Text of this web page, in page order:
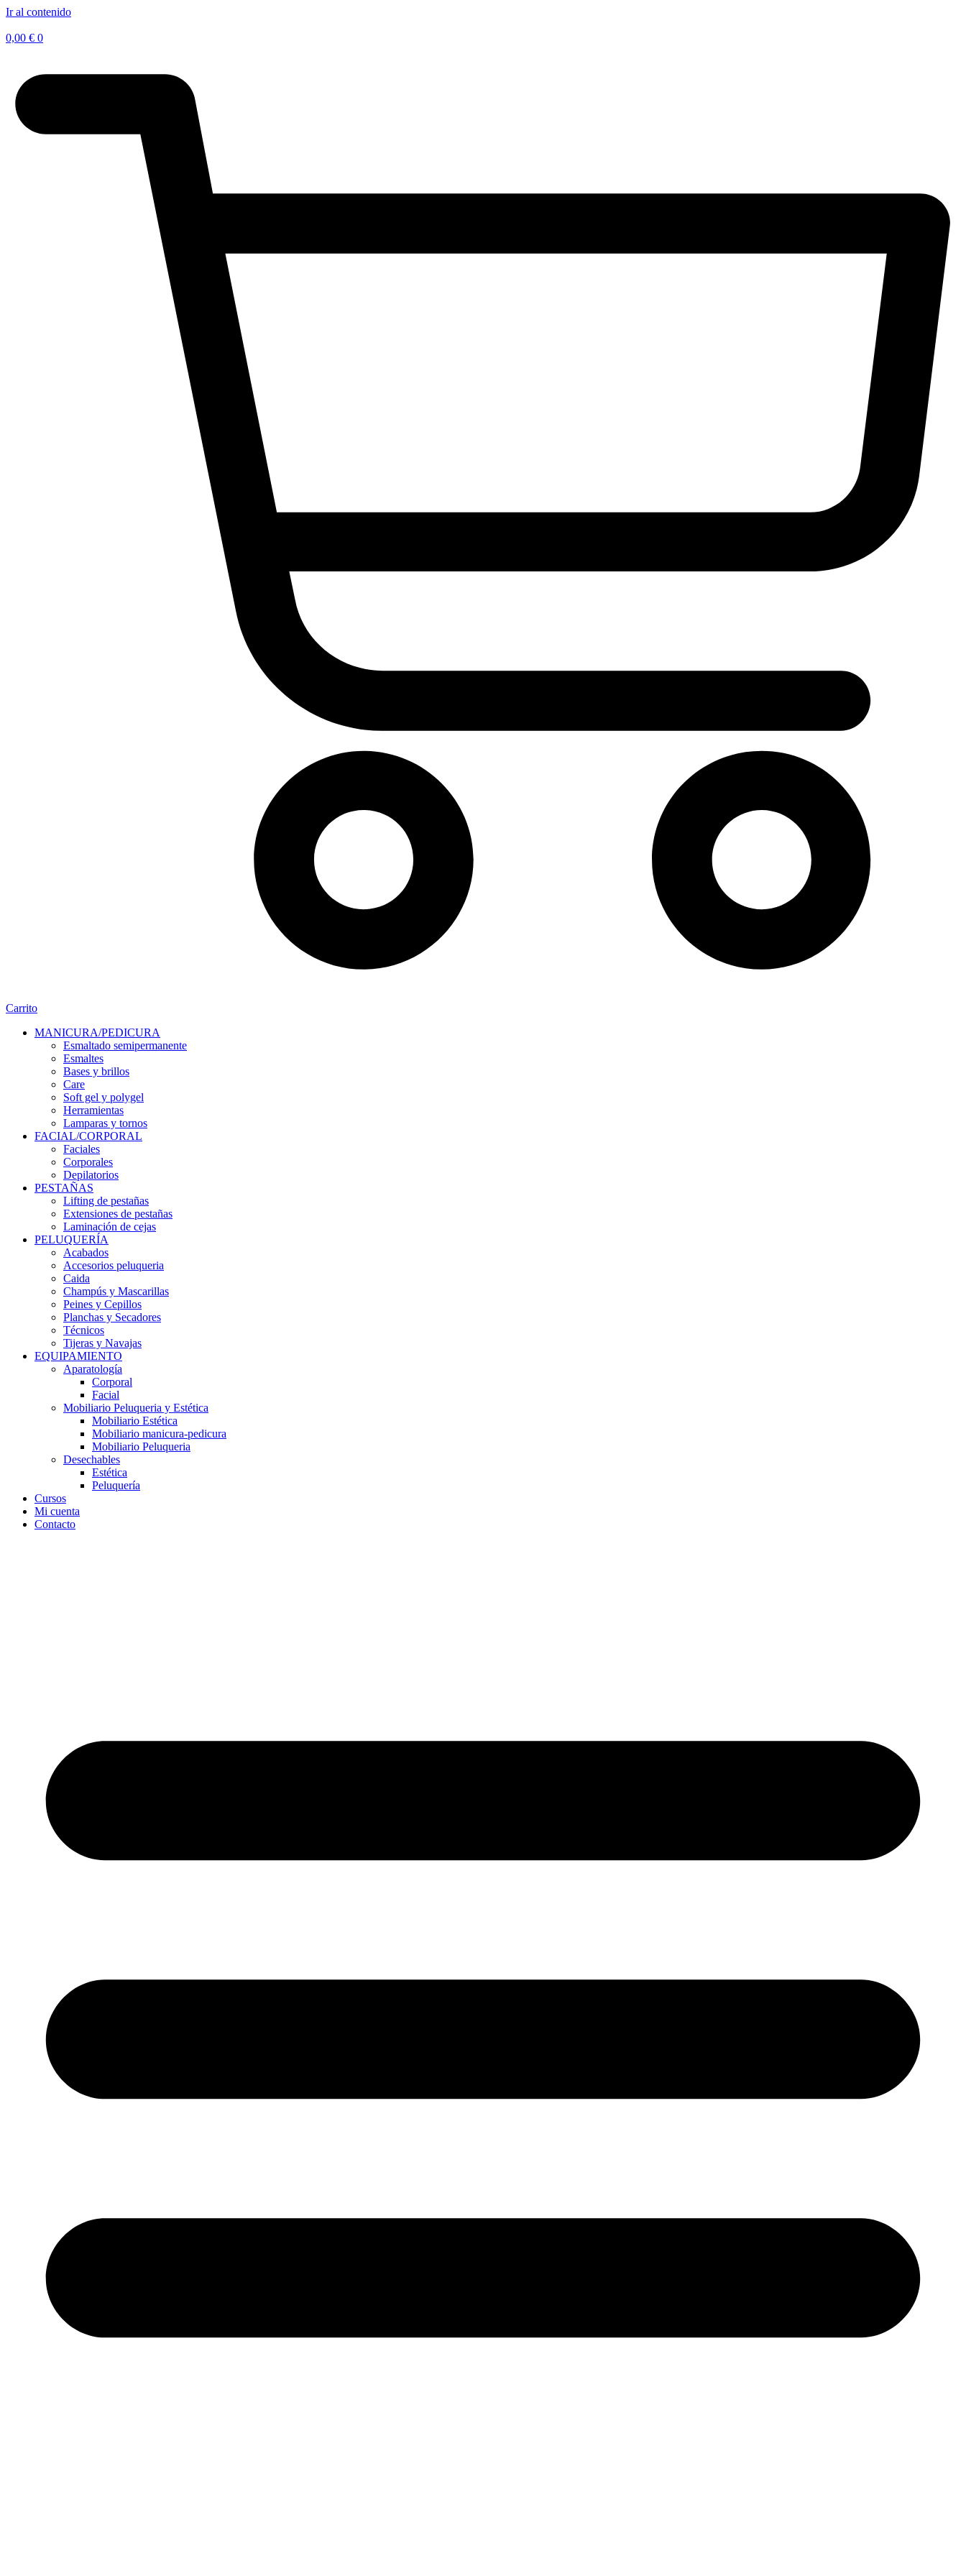
Ir al contenido
0,00 € 0
Carrito
MANICURA/PEDICURA
Esmaltado semipermanente
Esmaltes
Bases y brillos
Care
Soft gel y polygel
Herramientas
Lamparas y tornos
FACIAL/CORPORAL
Faciales
Corporales
Depilatorios
PESTAÑAS
Lifting de pestañas
Extensiones de pestañas
Laminación de cejas
PELUQUERÍA
Acabados
Accesorios peluqueria
Caida
Champús y Mascarillas
Peines y Cepillos
Planchas y Secadores
Técnicos
Tijeras y Navajas
EQUIPAMIENTO
Aparatología
Corporal
Facial
Mobiliario Peluqueria y Estética
Mobiliario Estética
Mobiliario manicura-pedicura
Mobiliario Peluqueria
Desechables
Estética
Peluquería
Cursos
Mi cuenta
Contacto